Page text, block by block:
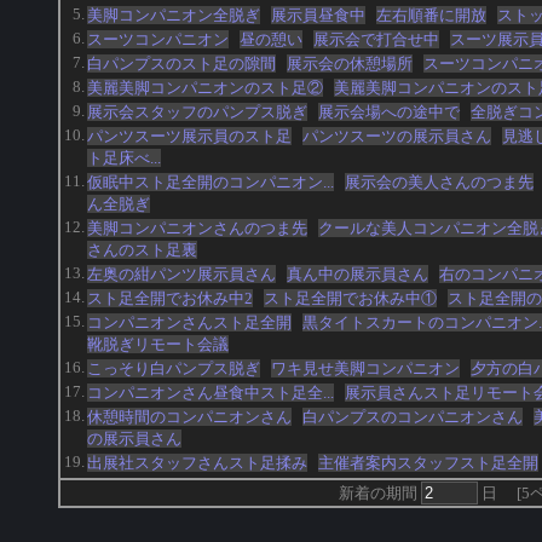
5. 美脚コンパニオン全脱ぎ 展示員昼食中 左右順番に開放
スト
6. スーツコンパニオン 昼の憩い 展示会で打合せ中
スーツ展示
7. 白パンプスのスト足の隙間 展示会の休憩場所
スーツコンパニ
8. 美麗美脚コンパニオンのスト足②
美麗美脚コンパニオンのス
9. 展示会スタッフのパンプス脱ぎ 展示会場への途中で 全脱ぎコ
10. パンツスーツ展示員のスト足 パンツスーツの展示員さん
見逃
ト足床べ...
11. 仮眠中スト足全開のコンパニオン...
展示会の美人さんのつま先
ん全脱ぎ
12. 美脚コンパニオンさんのつま先
クールな美人コンパニオン全脱
さんのスト足裏
13. 左奥の紺パンツ展示員さん 真ん中の展示員さん
右のコンパニ
14. スト足全開でお休み中2 スト足全開でお休み中①
スト足全開
15. コンパニオンさんスト足全開
黒タイトスカートのコンパニオン
靴脱ぎリモート会議
16. こっそり白パンプス脱ぎ ワキ見せ美脚コンパニオン
夕方の白
17. コンパニオンさん昼食中スト足全...
展示員さんスト足リモート
18. 休憩時間のコンパニオンさん 白パンプスのコンパニオンさん
の展示員さん
19. 出展社スタッフさんスト足揉み
主催者案内スタッフスト足全開
新着の期間
日 [5